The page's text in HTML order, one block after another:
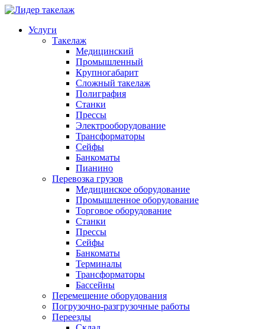
Услуги
Такелаж
Медицинский
Промышленный
Крупногабарит
Сложный такелаж
Полиграфия
Станки
Прессы
Электрооборудование
Трансформаторы
Сейфы
Банкоматы
Пианино
Перевозка грузов
Медицинское оборудование
Промышленное оборудование
Торговое оборудование
Станки
Прессы
Сейфы
Банкоматы
Терминалы
Трансформаторы
Бассейны
Перемещение оборудования
Погрузочно-разгрузочные работы
Переезды